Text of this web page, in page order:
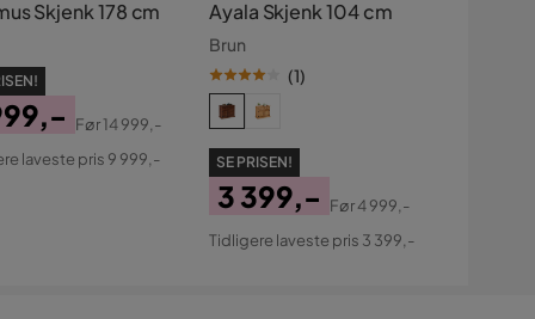
Skjenk 178 cm
Før14 999,-
laveste pris 9 999,-
Ayala Skjenk 104 cm
Brun
(1)
SE PRISEN!
Pris
3 399,-
Original
Før4 999,-
Tidligere laveste pris 3 399,-